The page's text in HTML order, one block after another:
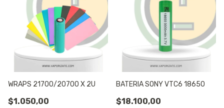
WRAPS 21700/20700 X 2U
$1.050,00
BATERIA SONY VTC6 18650
$18.100,00